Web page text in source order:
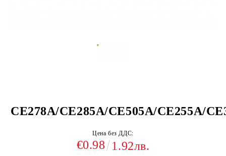
CE278A/CE285A/CE505A/CE255A/
Цена без ДДС:
€0.98 1.92лв.